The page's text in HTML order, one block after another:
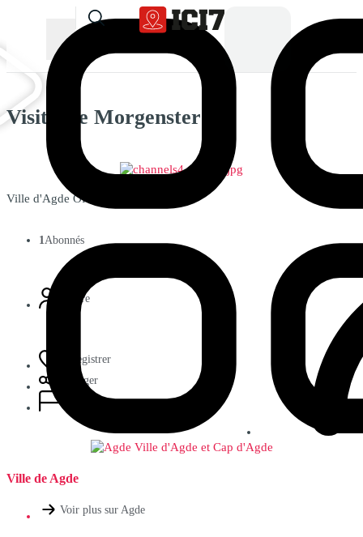
Visitez le Morgenster
Ville d'Agde Officiel
1Abonnés
Suivre
Enregistrer
Partager
Ville de Agde
Voir plus sur Agde